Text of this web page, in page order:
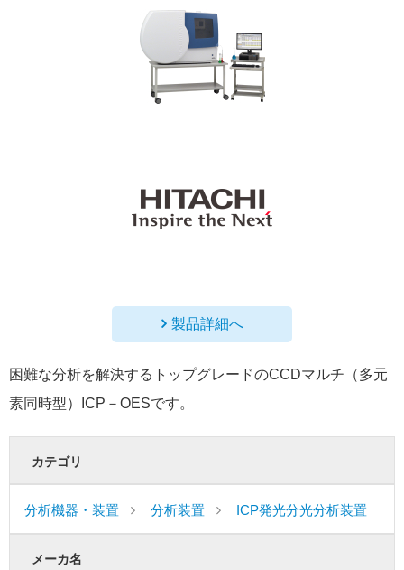
製品詳細へ
困難な分析を解決するトップグレードのCCDマルチ（多元
素同時型）ICP－OESです。
カテゴリ
分析機器・装置 分析装置 ICP発光分光分析装置
メーカ名